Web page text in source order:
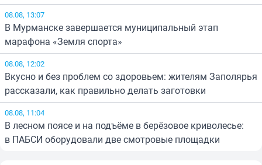
08.08, 13:07
В Мурманске завершается муниципальный этап
марафона «Земля спорта»
08.08, 12:02
Вкусно и без проблем со здоровьем: жителям Заполярья
рассказали, как правильно делать заготовки
08.08, 11:04
В лесном поясе и на подъёме в берёзовое криволесье:
в ПАБСИ оборудовали две смотровые площадки